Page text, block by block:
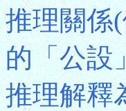
推理關係
的「公設
推理解釋